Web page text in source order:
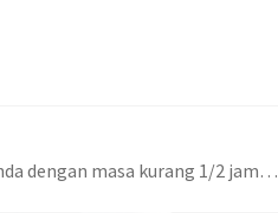
dengan masa kurang 1/2 jam…